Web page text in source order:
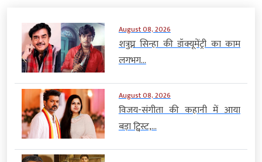
August 08, 2026
शत्रुघ्न सिन्हा की डॉक्यूमेंट्री का काम
लगभग...
August 08, 2026
विजय-संगीता की कहानी में आया
बड़ा ट्विस्ट,...